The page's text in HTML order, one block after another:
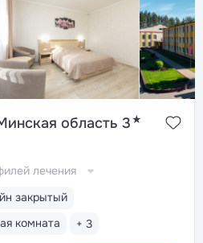
область 3★
закрытый
комната + 3
лечения